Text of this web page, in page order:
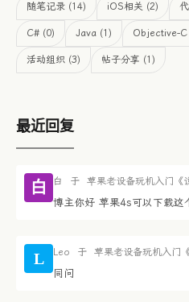
随笔记录 (14) iOS相关 (2)
C# (0) Java (1) Objective-C
活动组织 (3) 帖子分享 (1)
最近回复
白 白 于 苹果老设备玩机入门《
博主你好 苹果4s可以下载这
L Leo 于 苹果老设备玩机入门
同问